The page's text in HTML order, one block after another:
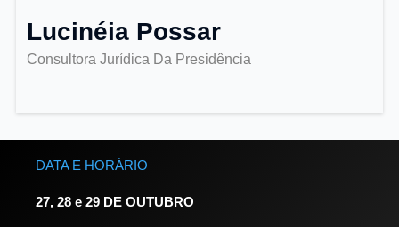
Lucinéia Possar
Consultora Jurídica Da Presidência
DATA E HORÁRIO
27, 28 e 29 DE OUTUBRO